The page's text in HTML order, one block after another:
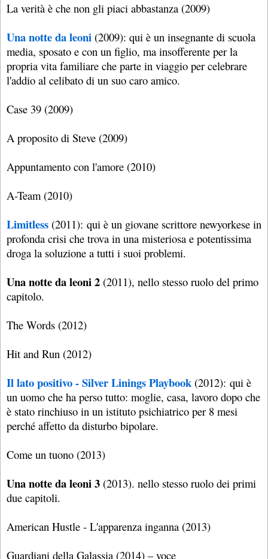
La verità è che non gli piaci abbastanza (2009)
Una notte da leoni (2009): qui è un insegnante di scuola
media, sposato e con un figlio, ma insofferente per la
propria vita familiare che parte in viaggio per celebrare
l'addio al celibato di un suo caro amico.
Case 39 (2009)
A proposito di Steve (2009)
Appuntamento con l'amore (2010)
A-Team (2010)
Limitless (2011): qui è un giovane scrittore newyorkese in
profonda crisi che trova in una misteriosa e potentissima
droga la soluzione a tutti i suoi problemi.
Una notte da leoni 2 (2011), nello stesso ruolo del primo
capitolo.
The Words (2012)
Hit and Run (2012)
Il lato positivo - Silver Linings Playbook (2012): qui è
un uomo che ha perso tutto: moglie, casa, lavoro dopo che
è stato rinchiuso in un istituto psichiatrico per 8 mesi
perché affetto da disturbo bipolare.
Come un tuono (2013)
Una notte da leoni 3 (2013). nello stesso ruolo dei primi
due capitoli.
American Hustle - L'apparenza inganna (2013)
Guardiani della Galassia (2014) – voce